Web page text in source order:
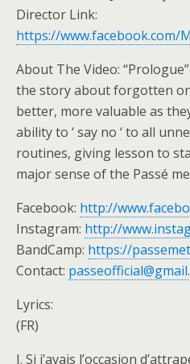
Director Link:
https://www.facebook.com/
About The Video:
the story about forgotten
better, more valuable as
ability to ‘ say no ‘ to all
routines, giving lesson to
major sense of the Passé
Facebook: http://
Instagram: http://
BandCamp: https://
Contact:
Lyrics:
(FR)
I. Si j’avais l’occasion